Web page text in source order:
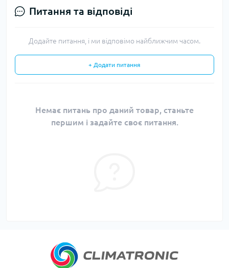
Питання та відповіді
Додайте питання, і ми відповімо найближчим часом.
+ Додати питання
Немає питань про даний товар, станьте
першим і задайте своє питання.